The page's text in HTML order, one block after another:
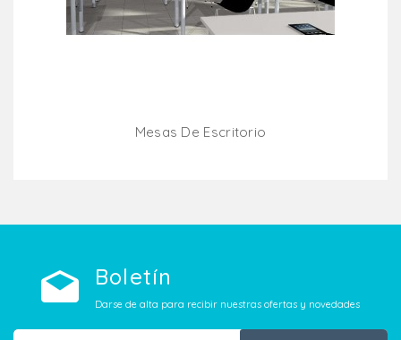
Mesas De Escritorio
Boletín
Darse de alta para recibir nuestras ofertas y novedades